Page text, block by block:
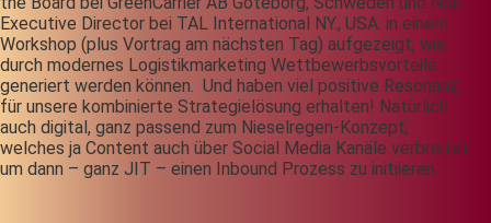
Executive Director bei TAL International NY., USA. in einem
Workshop (plus Vortrag am nächsten Tag) aufgezeigt, wie
durch modernes Logistikmarketing Wettbewerbsvorteile
generiert werden können. Und haben viel positive Resonanz
für unsere kombinierte Strategielösung erhalten! Natürlich
auch digital, ganz passend zum Nieselregen-Konzept,
welches ja Content auch über Social Media Kanäle verbreitet
um dann – ganz JIT – einen Inbound Prozess zu initiieren.